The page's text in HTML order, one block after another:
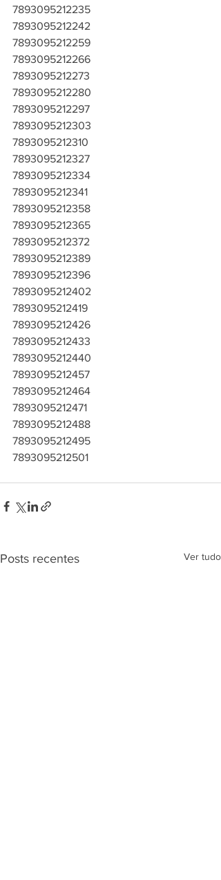
7893095212235
7893095212242
7893095212259
7893095212266
7893095212273
7893095212280
7893095212297
7893095212303
7893095212310
7893095212327
7893095212334
7893095212341
7893095212358
7893095212365
7893095212372
7893095212389
7893095212396
7893095212402
7893095212419
7893095212426
7893095212433
7893095212440
7893095212457
7893095212464
7893095212471
7893095212488
7893095212495
7893095212501
Posts recentes Ver tudo